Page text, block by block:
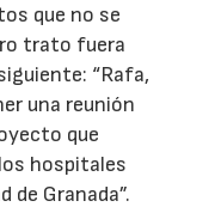
que no se
trato fuera
“Rafa,
una reunión
que
hospitales
de Granada”.